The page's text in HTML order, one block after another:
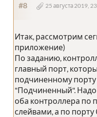
#8 25 августа 2019,
Итак, рассмотрим
приложение)
По заданию,
главный порт,
подчиненному
"Подчиненный". Надо
оба контроллера по
слейвами, а по